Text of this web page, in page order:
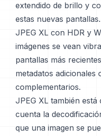
extendido de brillo y
estas nuevas
JPEG XL con HDR y
imágenes se vean
pantallas más
metadatos adicionales
complementarios.
JPEG XL también está
cuenta la
que una imagen se